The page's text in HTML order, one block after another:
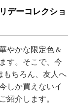
デーコレクショ
やかな限定色＆
す。そこで、今
もちろん、友人へ
しか買えないイ
紹介します。